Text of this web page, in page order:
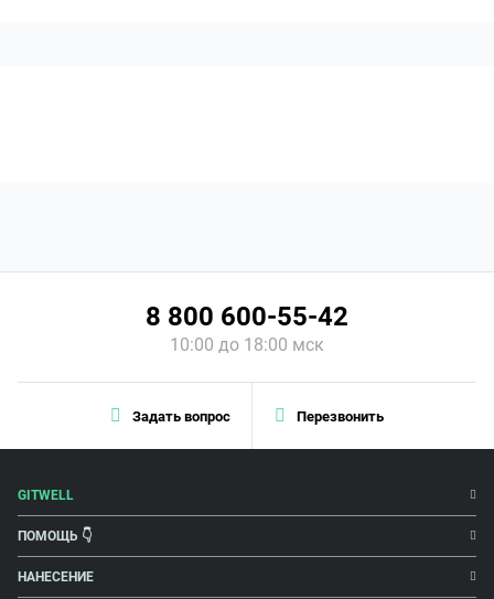
Задать вопрос Перезвонить
8 800 600-55-42
10:00 до 18:00 мск
GITWELL
ПОМОЩЬ 👇
НАНЕСЕНИЕ